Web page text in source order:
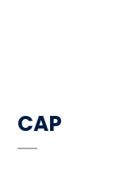
CAP